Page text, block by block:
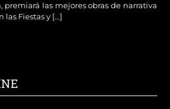
premiará las mejores obras de narrativa
las Fiestas y [...]